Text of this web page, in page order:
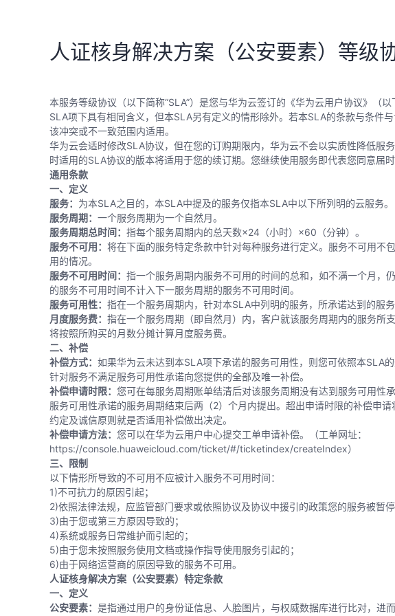
人证核身解决方案（公安要素）等级
本服务等级协议（以下简称“SLA”）是您与华为云签订的《华为云用户协议》（
SLA项下具有相同含义，但本SLA另有定义的情形除外。若本SLA的条款与条件
该冲突或不一致范围内适用。
华为云会适时修改SLA协议，但在您的订购期限内，华为云不会以实质性降低服
时适用的SLA协议的版本将适用于您的续订期。您继续使用服务即代表您同意届时
通用条款
一、定义
服务： 为本SLA之目的，本SLA中提及的服务仅指本SLA中以下所列明的云服务。
服务周期： 一个服务周期为一个自然月。
服务周期总时间： 指每个服务周期内的总天数×24（小时）×60（分钟）。
服务不可用： 将在下面的服务特定条款中针对每种服务进行定义。服务不可用不
用的情况。
服务不可用时间： 指一个服务周期内服务不可用的时间的总和，如不满一个月，
的服务不可用时间不计入下一服务周期的服务不可用时间。
服务可用性： 指在一个服务周期内，针对本SLA中列明的服务，所承诺达到的服务
月度服务费： 指在一个服务周期（即自然月）内，客户就该服务周期内的服务所
将按照所购买的月数分摊计算月度服务费。
二、补偿
补偿方式： 如果华为云未达到本SLA项下承诺的服务可用性，则您可依照本SLA
针对服务不满足服务可用性承诺向您提供的全部及唯一补偿。
补偿申请时限： 您可在每服务周期账单结清后对该服务周期没有达到服务可用性
服务可用性承诺的服务周期结束后两（2）个月内提出。超出申请时限的补偿申
约定及诚信原则就是否适用补偿做出决定。
补偿申请方法： 您可以在华为云用户中心提交工单申请补偿。（工单网址：
https://console.huaweicloud.com/ticket/#/ticketindex/createIndex）
三、限制
以下情形所导致的不可用不应被计入服务不可用时间：
1)不可抗力的原因引起；
2)依照法律法规，应监管部门要求或依照协议及协议中援引的政策您的服务被暂停
3)由于您或第三方原因导致的；
4)系统或服务日常维护而引起的；
5)由于您未按照服务使用文档或操作指导使用服务引起的；
6)由于网络运营商的原因导致的服务不可用。
人证核身解决方案（公安要素）特定条款
一、定义
公安要素： 是指通过用户的身份证信息、人脸图片，与权威数据库进行比对，进